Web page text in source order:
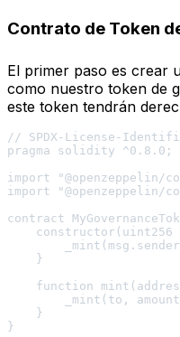
Contrato de Token
El primer paso es crear
como nuestro token de
este token tendrán
// SPDX-License-
pragma solidity ^0.8.0;
import "@openzeppelin/
import "@openzeppelin/
contract
constructor(uint256
    }
function
_mint(to,
    }